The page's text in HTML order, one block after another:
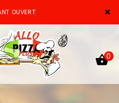
×
OUVERT
0